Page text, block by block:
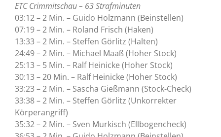
ETC Crimmitschau – 63 Strafminuten
03:12 – 2 Min. – Guido Holzmann (Beinstellen)
07:19 – 2 Min. – Roland Frisch (Haken)
13:33 – 2 Min. – Steffen Görlitz (Halten)
24:49 – 2 Min. – Michael Maaß (Hoher Stock)
25:13 – 5 Min. – Ralf Heinicke (Hoher Stock)
30:13 – 20 Min. – Ralf Heinicke (Hoher Stock)
33:23 – 2 Min. – Sascha Gießmann (Stock-Check)
33:38 – 2 Min. – Steffen Görlitz (Unkorrekter
Körperangriff)
35:32 – 2 Min. – Sven Murkisch (Ellbogencheck)